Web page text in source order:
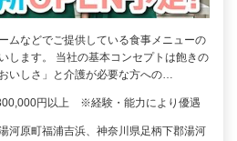
ムなどでご提供している食事メニューの
します。 当社の基本コンセプトは飽きの
いしさ」と介護が必要な方への…
円以上 ※経験・能力により優遇
河原町福浦吉浜、神奈川県足柄下郡湯河